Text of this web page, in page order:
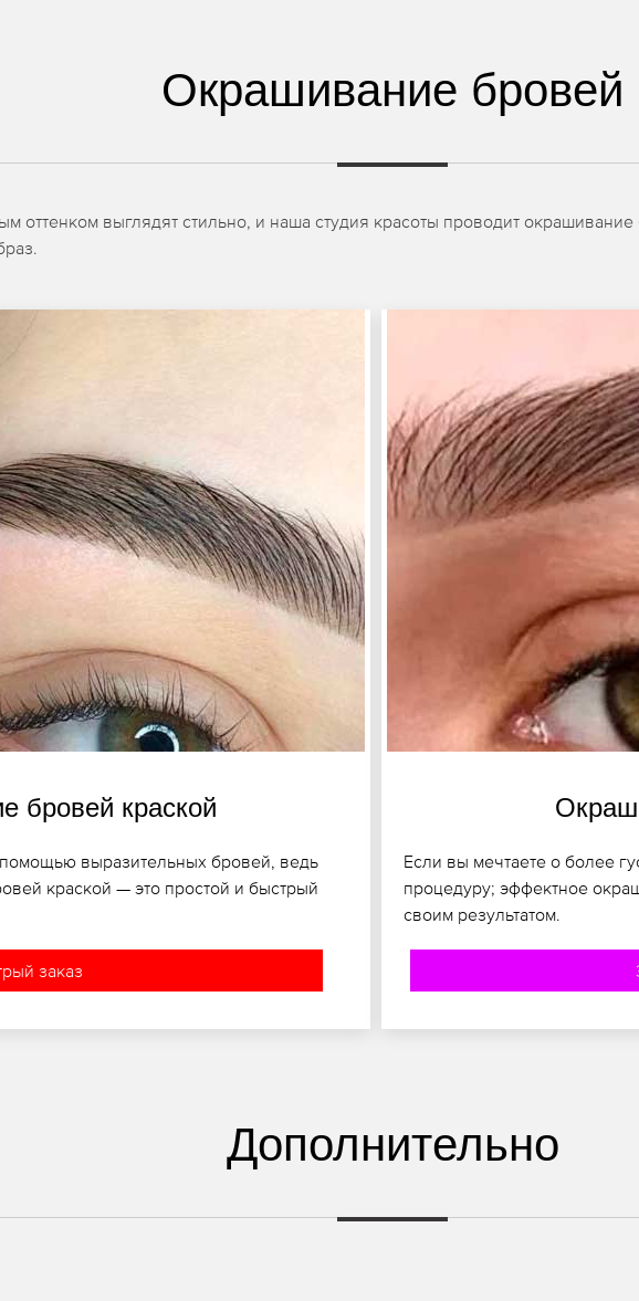
Окрашивание бровей
оттенком выглядят стильно, и наша студия красоты проводит
бровей краской
помощью выразительных бровей, ведь
краской — это простой и быстрый
заказ
Если вы мечтаете о более
процедуру; эффектное
своим результатом.
Дополнительно